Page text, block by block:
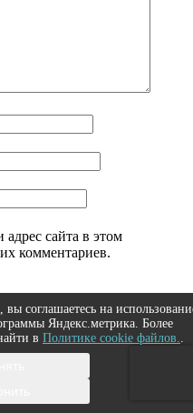
сайта в этом
комментариев.
соглашаетесь на
Яндекс.метрика. Более
в Политике cookie файлов..